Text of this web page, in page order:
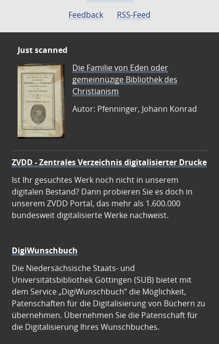
Feedback
RSS-Feed
Just scanned
Die Familie von Eden oder
gemeinnüzige Bibliothek des
Christianism
Autor: Pfenninger, Johann Konrad
ZVDD - Zentrales Verzeichnis digitalisierter Drucke
Ist Ihr gesuchtes Werk noch nicht in unserem
digitalen Bestand? Dann probieren Sie es doch in
unserem ZVDD Portal, das mehr als 1.600.000
bundesweit digitalisierte Werke nachweist.
DigiWunschbuch
Die Niedersächsische Staats- und
Universitätsbibliothek Göttingen (SUB) bietet mit
dem Service „DigiWunschbuch” die Möglichkeit,
Patenschaften für die Digitalisierung von Büchern zu
übernehmen. Übernehmen Sie die Patenschaft für
die Digitalisierung Ihres Wunschbuches.